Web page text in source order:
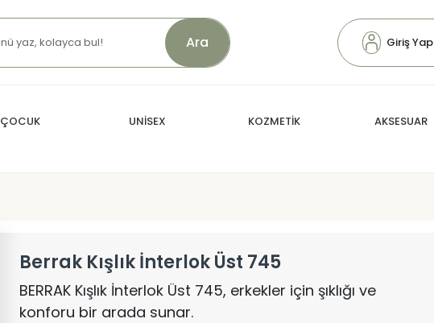
Ara Giriş Yap
ÇOCUK UNİSEX KOZMETİK AKSESUAR
Berrak Kışlık İnterlok Üst 745
BERRAK Kışlık İnterlok Üst 745, erkekler için şıklığı ve
konforu bir arada sunar.